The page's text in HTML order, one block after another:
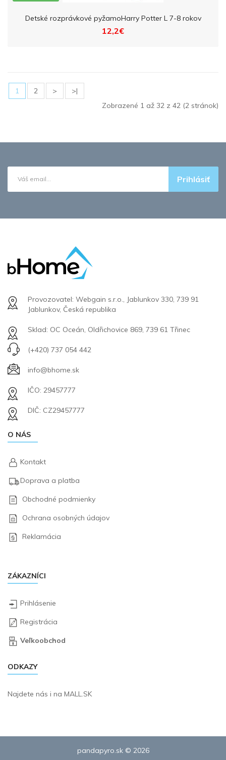
Detské rozprávkové pyžamoHarry Potter L 7-8 rokov
12,2€
1 2 >
>|
Zobrazené 1 až 32 z 42 (2 stránok)
Prihlásiť
Provozovatel: Webgain s.r.o., Jablunkov 330, 739 91
Jablunkov, Česká republika
Sklad: OC Oceán, Oldřichovice 869, 739 61 Třinec
(+420) 737 054 442
info@bhome.sk
IČO: 29457777
DIČ: CZ29457777
O NÁS
Kontakt
Doprava a platba
Obchodné podmienky
Ochrana osobných údajov
Reklamácia
ZÁKAZNÍCI
Prihlásenie
Registrácia
Veľkoobchod
ODKAZY
Najdete nás i na MALL.SK
pandapyro.sk © 2026